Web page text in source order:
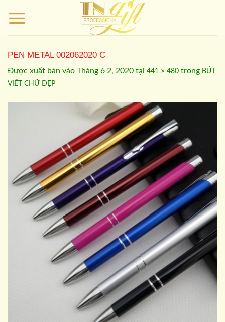
qua
PEN METAL 002062020 C
Được xuất bản vào Tháng 6 2, 2020 tại 441 × 480 trong BÚT
VIẾT CHỮ ĐẸP